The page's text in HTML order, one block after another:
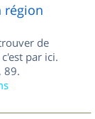
région
de
par ici.
89.